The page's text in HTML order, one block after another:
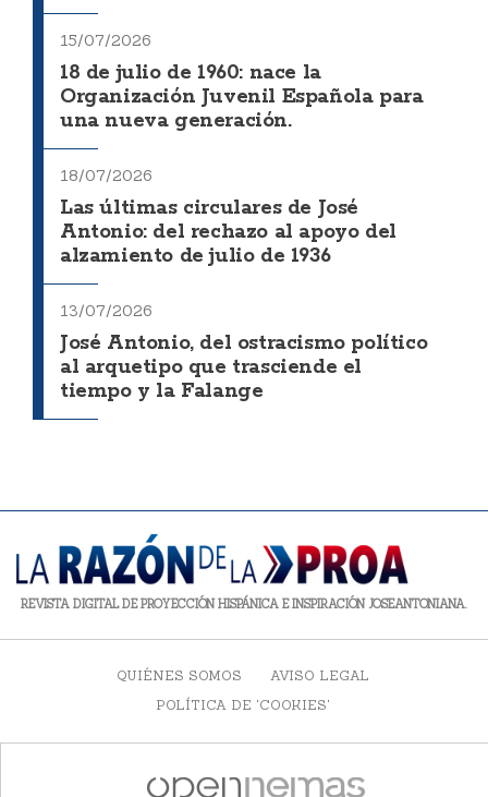
15/07/2026
18 de julio de 1960: nace la
Organización Juvenil Española para
una nueva generación.
18/07/2026
Las últimas circulares de José
Antonio: del rechazo al apoyo del
alzamiento de julio de 1936
13/07/2026
José Antonio, del ostracismo político
al arquetipo que trasciende el
tiempo y la Falange
REVISTA DIGITAL DE PROYECCIÓN HISPÁNICA E INSPIRACIÓN JOSEANTONIANA.
QUIÉNES SOMOS
AVISO LEGAL
POLÍTICA DE 'COOKIES'